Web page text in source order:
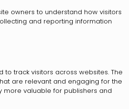
owners to understand how visitors
and reporting information
to track visitors across websites. The
are relevant and engaging for the
more valuable for publishers and